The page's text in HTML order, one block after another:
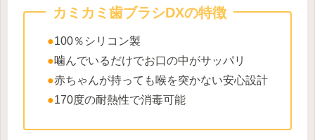
カミカミ歯ブラシDXの特徴
●100％シリコン製
●噛んでいるだけでお口の中がサッパリ
●赤ちゃんが持っても喉を突かない安心設計
●170度の耐熱性で消毒可能